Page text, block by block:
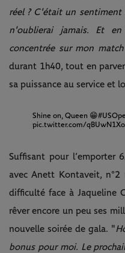
réel ? C'était un
n'oublierai jamais. Et
concentrée sur mon
durant 1h40, tout en
sa puissance au service et
Shine on, Queen 😁
pic.twitter.com/
Suffisant pour l’emporter
avec Anett Kontaveit, n°2
difficulté face à Jaqueline
rêver encore un peu ses
nouvelle soirée de gala. "
bonus pour moi. Le